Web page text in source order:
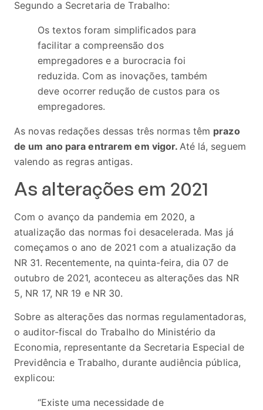
Segundo a Secretaria de Trabalho:
Os textos foram simplificados para
facilitar a compreensão dos
empregadores e a burocracia foi
reduzida. Com as inovações, também
deve ocorrer redução de custos para os
empregadores.
As novas redações dessas três normas têm prazo
de um ano para entrarem em vigor. Até lá, seguem
valendo as regras antigas.
As alterações em 2021
Com o avanço da pandemia em 2020, a
atualização das normas foi desacelerada. Mas já
começamos o ano de 2021 com a atualização da
NR 31. Recentemente, na quinta-feira, dia 07 de
outubro de 2021, aconteceu as alterações das NR
5, NR 17, NR 19 e NR 30.
Sobre as alterações das normas regulamentadoras,
o auditor-fiscal do Trabalho do Ministério da
Economia, representante da Secretaria Especial de
Previdência e Trabalho, durante audiência pública,
explicou:
“Existe uma necessidade de